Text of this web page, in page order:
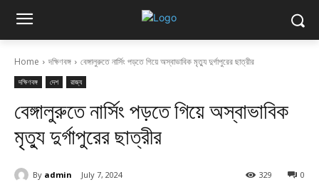
Home দক্ষিণবঙ্গ বেঙ্গালুরুতে নার্সিং পড়তে গিয়ে অস্বাভাবিক মৃত্যু দুর্গাপুরের ছাত্রীর
দক্ষিণবঙ্গ দেশ রাজ্য
বেঙ্গালুরুতে নার্সিং পড়তে গিয়ে অস্বাভাবিক
মৃত্যু দুর্গাপুরের ছাত্রীর
By admin July 7, 2024 0
329